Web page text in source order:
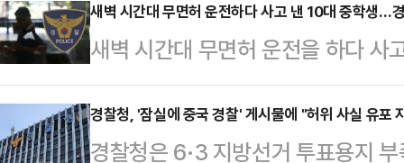
색에 나섰다.9일 경찰 등에 따르면
시부터 경남도청을 압수수색 하고
입됐으며 이번 의혹과 관련한 자료
경남도청 외에 여러 곳에서도 압수
새벽 시간대 무면허 운전하다 사고 낸 10대 중학생…
새벽 시간대 무면허 운전을 하다 사
다.9일 경찰 등에 따르면 광주 서부
학생 A군을 붙잡아 조사하고 있다
천동의 한 도로에서 무면허 상태로
경찰청, '잠실에 중국 경찰' 게시물에 "허위 사실 유포
경찰청은 6·3 지방선거 투표용지